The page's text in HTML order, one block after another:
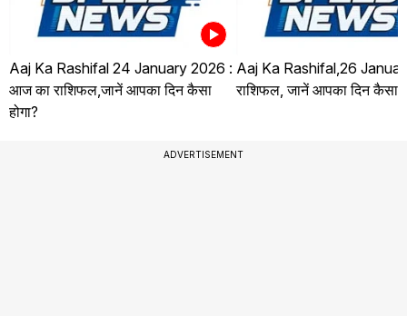
Aaj Ka Rashifal 24 January 2026 :
आज का राशिफल,जानें आपका दिन कैसा
होगा?
Aaj Ka Rashifal,26
राशिफल, जानें आपका दिन कैसा
ADVERTISEMENT